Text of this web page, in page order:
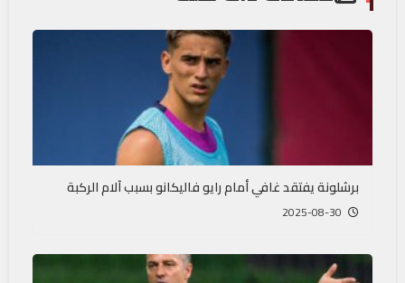
برشلونة يفتقد غافي أمام رايو فاليكانو بسبب آلام الركبة